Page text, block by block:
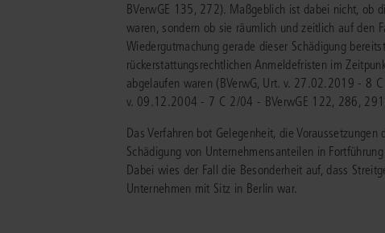
BVerwGE 135, 272). Maßgeblich ist dabei nicht, ob
waren, sondern ob sie räumlich und zeitlich auf den
Wiedergutmachung gerade dieser Schädigung
rückerstattungsrechtlichen Anmeldefristen im
abgelaufen waren (BVerwG, Urt. v. 27.02.2019 - 8
v. 09.12.2004 - 7 C 2/04 - BVerwGE 122, 286,
Das Verfahren bot Gelegenheit, die
Schädigung von Unternehmensanteilen in
Dabei wies der Fall die Besonderheit auf, dass
Unternehmen mit Sitz in Berlin war.